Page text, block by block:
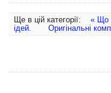
Ще в цій категорії:
« Що
ідей.
Оригінальні